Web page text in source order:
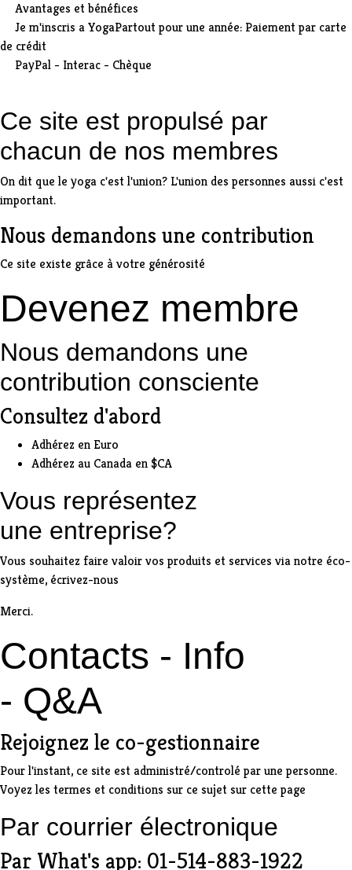
Avantages et bénéfices
Je m'inscris a YogaPartout pour une année: Paiement par carte
de crédit
PayPal - Interac - Chèque
Ce site est propulsé par
chacun de nos membres
On dit que le yoga c'est l'union? L'union des personnes aussi c'est
important.
Nous demandons une contribution
Ce site existe grâce à votre générosité
Devenez membre
Nous demandons une
contribution consciente
Consultez d'abord
Adhérez en Euro
Adhérez au Canada en $CA
Vous représentez
une entreprise?
Vous souhaitez faire valoir vos produits et services via notre éco-
système, écrivez-nous
Merci.
Contacts - Info
- Q&A
Rejoignez le co-gestionnaire
Pour l'instant, ce site est administré/controlé par une personne.
Voyez les termes et conditions sur ce sujet sur cette page
Par courrier électronique
Par What's app: 01-514-883-1922